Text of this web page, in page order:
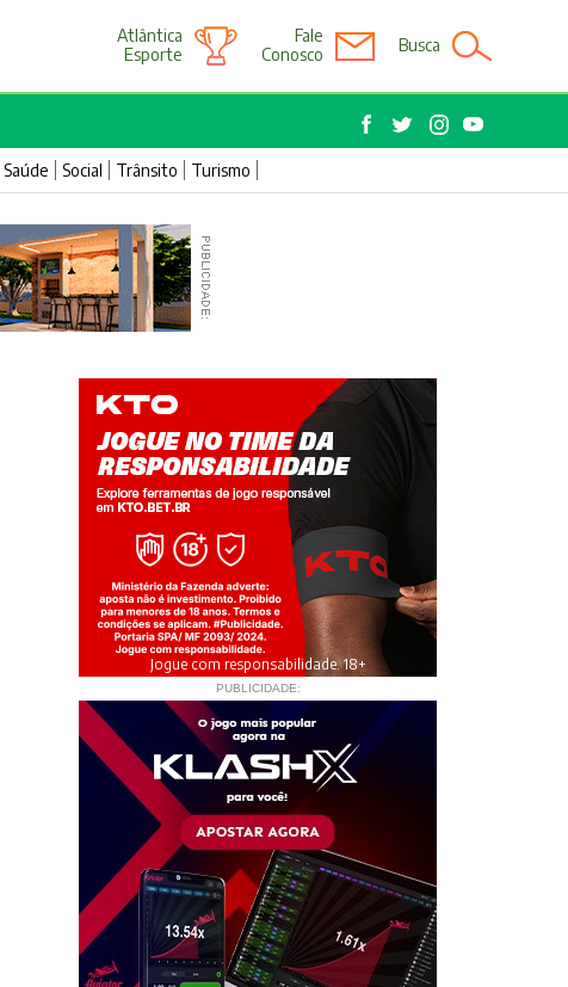
Atlântica
Esporte
Fale
Conosco
Busca
Saúde Social Trânsito Turismo
Jogue com responsabilidade. 18+
PUBLICIDADE: